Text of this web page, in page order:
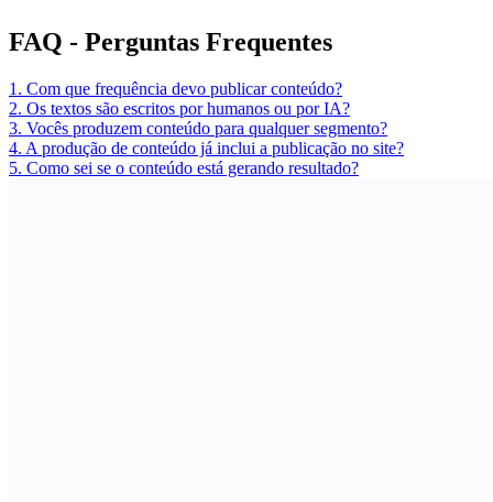
FAQ - Perguntas Frequentes
1. Com que frequência devo publicar conteúdo?
2. Os textos são escritos por humanos ou por IA?
3. Vocês produzem conteúdo para qualquer segmento?
4. A produção de conteúdo já inclui a publicação no site?
5. Como sei se o conteúdo está gerando resultado?